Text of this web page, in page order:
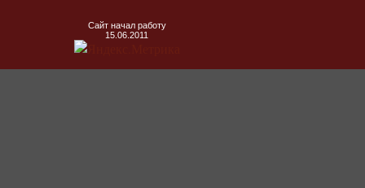
Сайт начал работу
15.06.2011